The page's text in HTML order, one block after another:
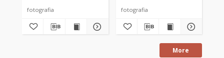
fotografia fotografia
More